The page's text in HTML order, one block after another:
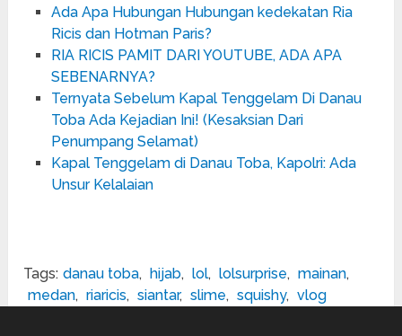
Ada Apa Hubungan Hubungan kedekatan Ria
Ricis dan Hotman Paris?
RIA RICIS PAMIT DARI YOUTUBE, ADA APA
SEBENARNYA?
Ternyata Sebelum Kapal Tenggelam Di Danau
Toba Ada Kejadian Ini! (Kesaksian Dari
Penumpang Selamat)
Kapal Tenggelam di Danau Toba, Kapolri: Ada
Unsur Kelalaian
Tags: danau toba, hijab, lol, lolsurprise, mainan,
medan, riaricis, siantar, slime, squishy, vlog